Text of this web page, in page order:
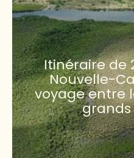
Itinéraire de
Nouvelle-
voyage entre
grands